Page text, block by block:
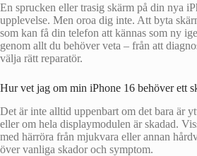
En sprucken eller trasig skärm på din nya
upplevelse. Men oroa dig inte. Att byta
som kan få din telefon att kännas som ny
genom allt du behöver veta – från att
välja rätt reparatör.
Hur vet jag om min iPhone 16 behöver ett
Det är inte alltid uppenbart om det bara är
eller om hela displaymodulen är skadad.
med härröra från mjukvara eller annan
över vanliga skador och symptom.